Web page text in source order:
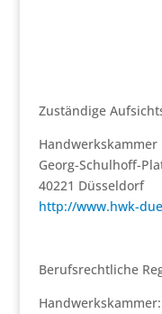
Zuständige
Handwerkskammer
Georg-Schulhoff-
40221 Düsseldorf
http://www.hwk-
Berufsrechtliche
Handwerkskammer: